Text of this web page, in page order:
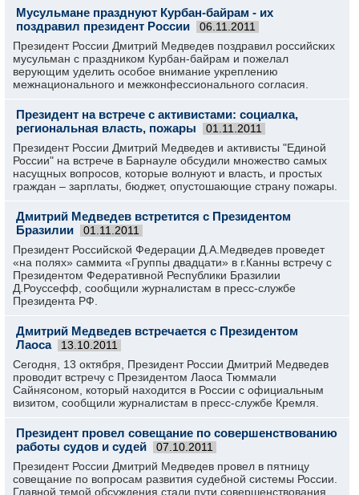
Мусульмане празднуют Курбан-байрам - их
поздравил президент России
06.11.2011
Президент России Дмитрий Медведев поздравил российских
мусульман с праздником Курбан-байрам и пожелал
верующим уделить особое внимание укреплению
межнационального и межконфессионального согласия.
Президент на встрече с активистами: социалка,
региональная власть, пожары
01.11.2011
Президент России Дмитрий Медведев и активисты "Единой
России" на встрече в Барнауле обсудили множество самых
насущных вопросов, которые волнуют и власть, и простых
граждан – зарплаты, бюджет, опустошающие страну пожары.
Дмитрий Медведев встретится с Президентом
Бразилии
01.11.2011
Президент Российской Федерации Д.А.Медведев проведет
«на полях» саммита «Группы двадцати» в г.Канны встречу с
Президентом Федеративной Республики Бразилии
Д.Роуссефф, сообщили журналистам в пресс-службе
Президента РФ.
Дмитрий Медведев встречается с Президентом
Лаоса
13.10.2011
Сегодня, 13 октября, Президент России Дмитрий Медведев
проводит встречу с Президентом Лаоса Тюммали
Сайнясоном, который находится в России с официальным
визитом, сообщили журналистам в пресс-службе Кремля.
Президент провел совещание по совершенствованию
работы судов и судей
07.10.2011
Президент России Дмитрий Медведев провел в пятницу
совещание по вопросам развития судебной системы России.
Главной темой обсуждения стали пути совершенствования